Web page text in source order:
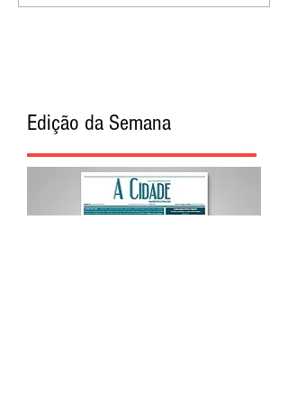
Edição da Semana